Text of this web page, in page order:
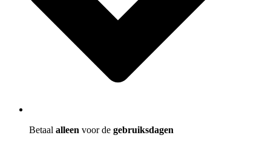
Betaal alleen voor de gebruiksdagen